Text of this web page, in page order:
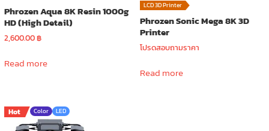
Phrozen Aqua 8K Resin 1000g
HD (High Detail)
2,600.00฿
Read more
LCD 3D Printer
Phrozen Sonic Mega 8K 3D
Printer
โปรดสอบถามราคา
Read more
Hot Color LED